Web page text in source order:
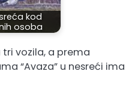
kod
osoba
tri vozila, a prema
“Avaza” u nesreći ima